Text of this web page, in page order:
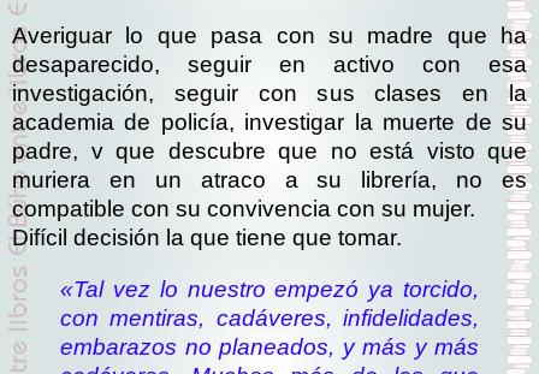
Averiguar lo que pasa con su madre que ha
desaparecido, seguir en activo con esa
investigación, seguir con sus clases en la
academia de policía, investigar la muerte de su
padre, v que descubre que no está visto que
muriera en un atraco a su librería, no es
compatible con su convivencia con su mujer.
Difícil decisión la que tiene que tomar.
«Tal vez lo nuestro empezó ya torcido,
con mentiras, cadáveres, infidelidades,
embarazos no planeados, y más y más